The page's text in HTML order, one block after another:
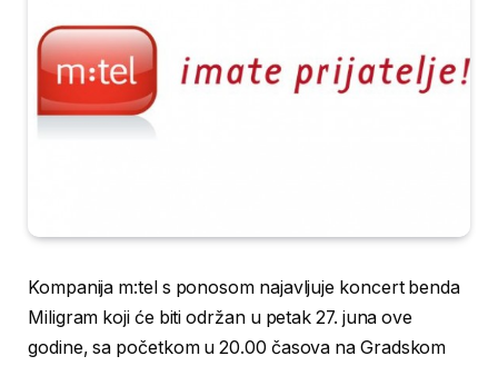
Kompanija m:tel s ponosom najavljuje koncert benda
Miligram koji će biti održan u petak 27. juna ove
godine, sa početkom u 20.00 časova na Gradskom